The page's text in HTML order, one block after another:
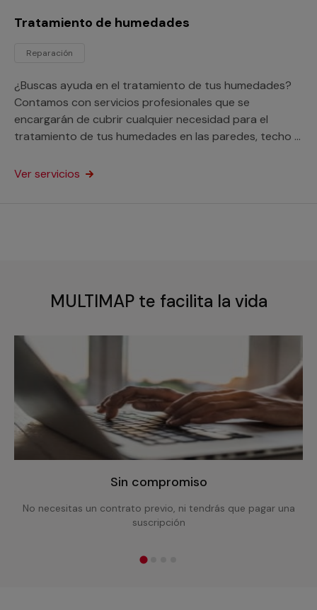
Tratamiento de humedades
Reparación
¿Buscas ayuda en el tratamiento de tus humedades?
Contamos con servicios profesionales que se
encargarán de cubrir cualquier necesidad para el
tratamiento de tus humedades en las paredes, techo o
Ver servicios
MULTIMAP te facilita la vida
Sin compromiso
No necesitas un contrato previo, ni tendrás que pagar una
suscripción